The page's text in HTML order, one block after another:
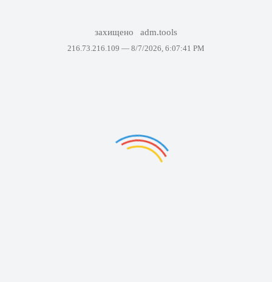
захищено adm.tools
216.73.216.109 — 8/7/2026, 6:07:41 PM